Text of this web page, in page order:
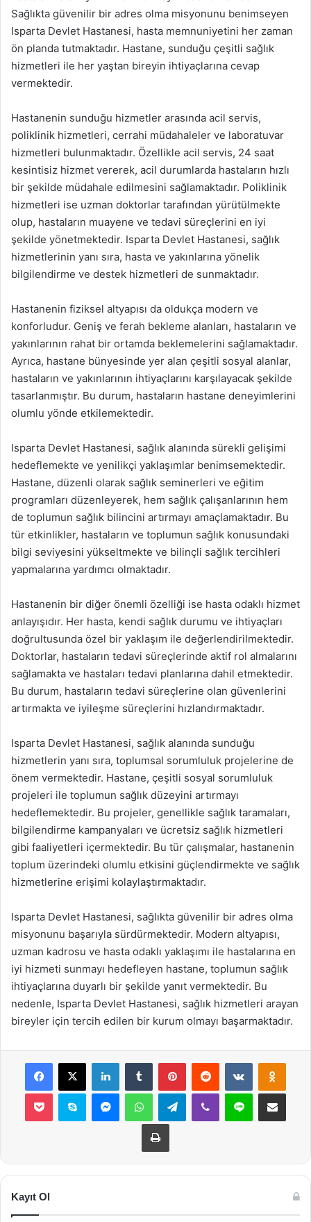
Sağlıkta güvenilir bir adres olma misyonunu benimseyen
Isparta Devlet Hastanesi, hasta memnuniyetini her zaman
ön planda tutmaktadır. Hastane, sunduğu çeşitli sağlık
hizmetleri ile her yaştan bireyin ihtiyaçlarına cevap
vermektedir.
Hastanenin sunduğu hizmetler arasında acil servis,
poliklinik hizmetleri, cerrahi müdahaleler ve laboratuvar
hizmetleri bulunmaktadır. Özellikle acil servis, 24 saat
kesintisiz hizmet vererek, acil durumlarda hastaların hızlı
bir şekilde müdahale edilmesini sağlamaktadır. Poliklinik
hizmetleri ise uzman doktorlar tarafından yürütülmekte
olup, hastaların muayene ve tedavi süreçlerini en iyi
şekilde yönetmektedir. Isparta Devlet Hastanesi, sağlık
hizmetlerinin yanı sıra, hasta ve yakınlarına yönelik
bilgilendirme ve destek hizmetleri de sunmaktadır.
Hastanenin fiziksel altyapısı da oldukça modern ve
konforludur. Geniş ve ferah bekleme alanları, hastaların ve
yakınlarının rahat bir ortamda beklemelerini sağlamaktadır.
Ayrıca, hastane bünyesinde yer alan çeşitli sosyal alanlar,
hastaların ve yakınlarının ihtiyaçlarını karşılayacak şekilde
tasarlanmıştır. Bu durum, hastaların hastane deneyimlerini
olumlu yönde etkilemektedir.
Isparta Devlet Hastanesi, sağlık alanında sürekli gelişimi
hedeflemekte ve yenilikçi yaklaşımlar benimsemektedir.
Hastane, düzenli olarak sağlık seminerleri ve eğitim
programları düzenleyerek, hem sağlık çalışanlarının hem
de toplumun sağlık bilincini artırmayı amaçlamaktadır. Bu
tür etkinlikler, hastaların ve toplumun sağlık konusundaki
bilgi seviyesini yükseltmekte ve bilinçli sağlık tercihleri
yapmalarına yardımcı olmaktadır.
Hastanenin bir diğer önemli özelliği ise hasta odaklı hizmet
anlayışıdır. Her hasta, kendi sağlık durumu ve ihtiyaçları
doğrultusunda özel bir yaklaşım ile değerlendirilmektedir.
Doktorlar, hastaların tedavi süreçlerinde aktif rol almalarını
sağlamakta ve hastaları tedavi planlarına dahil etmektedir.
Bu durum, hastaların tedavi süreçlerine olan güvenlerini
artırmakta ve iyileşme süreçlerini hızlandırmaktadır.
Isparta Devlet Hastanesi, sağlık alanında sunduğu
hizmetlerin yanı sıra, toplumsal sorumluluk projelerine de
önem vermektedir. Hastane, çeşitli sosyal sorumluluk
projeleri ile toplumun sağlık düzeyini artırmayı
hedeflemektedir. Bu projeler, genellikle sağlık taramaları,
bilgilendirme kampanyaları ve ücretsiz sağlık hizmetleri
gibi faaliyetleri içermektedir. Bu tür çalışmalar, hastanenin
toplum üzerindeki olumlu etkisini güçlendirmekte ve sağlık
hizmetlerine erişimi kolaylaştırmaktadır.
Isparta Devlet Hastanesi, sağlıkta güvenilir bir adres olma
misyonunu başarıyla sürdürmektedir. Modern altyapısı,
uzman kadrosu ve hasta odaklı yaklaşımı ile hastalarına en
iyi hizmeti sunmayı hedefleyen hastane, toplumun sağlık
ihtiyaçlarına duyarlı bir şekilde yanıt vermektedir. Bu
nedenle, Isparta Devlet Hastanesi, sağlık hizmetleri arayan
bireyler için tercih edilen bir kurum olmayı başarmaktadır.
Facebook
X LinkedInTumblr PinterestReddit VKontakte
Pocket Skype MessengerWhatsAppTelegramViber Line E-Posta ile
Yazdır
Kayıt Ol